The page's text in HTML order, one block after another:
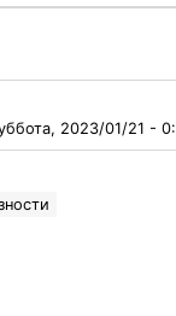
2023/01/21 -